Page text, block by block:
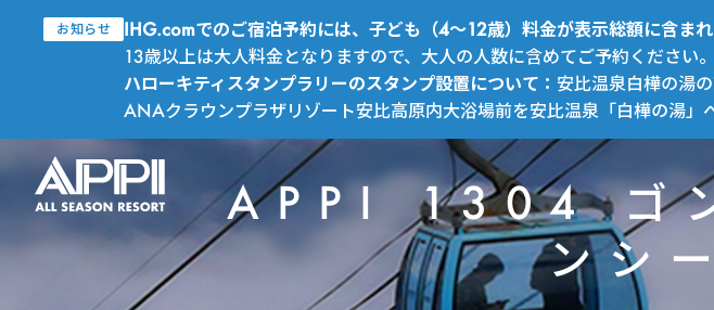
お知らせ IHG.comでのご宿泊予約には、子ども（4～12歳）料金が表示総額に含ま
13歳以上は大人料金となりますので、大人の人数に含めてご予約ください。
ハローキティスタンプラリーのスタンプ設置について：安比温泉白樺の湯
ANAクラウンプラザリゾート安比高原内大浴場前を安比温泉「白樺の湯」
APPI 1304 ゴ
ンシ